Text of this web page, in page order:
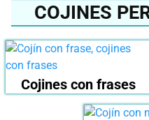
COJINES
Cojines con frases